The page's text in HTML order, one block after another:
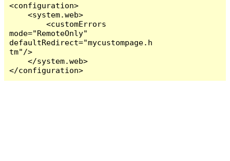
<configuration>
    <system.web>
        <customErrors
mode="RemoteOnly"
defaultRedirect="mycustompage.h
tm"/>
    </system.web>
</configuration>